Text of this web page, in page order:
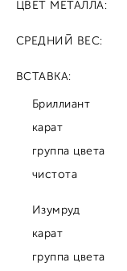
ЦВЕТ МЕТАЛЛА:
СРЕДНИЙ ВЕС:
ВСТАВКА:
Бриллиант
карат
группа цвета
чистота
Изумруд
карат
группа цвета